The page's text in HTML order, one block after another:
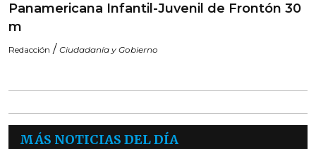
Panamericana Infantil-Juvenil de Frontón 30
m
Redacción / Ciudadanía y Gobierno
MÁS NOTICIAS DEL DÍA